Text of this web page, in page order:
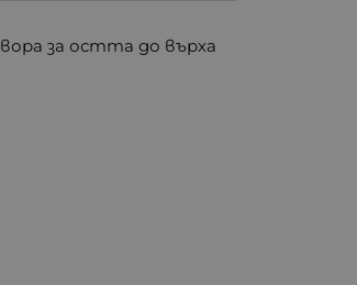
за остта до върха